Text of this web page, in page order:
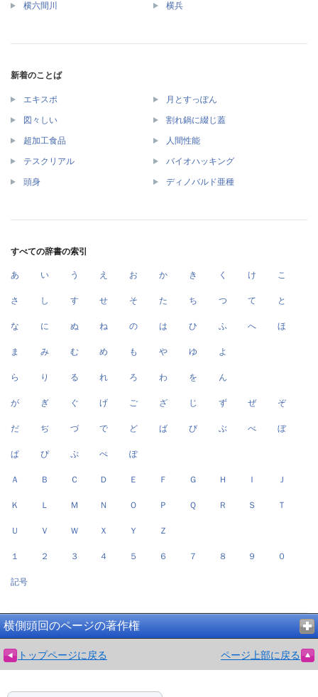
横六間川 横兵
新着のことば
エキスポ 月とすっぽん
図々しい 割れ鍋に綴じ蓋
超加工食品 人間性能
テスクリアル バイオハッキング
頭身 ディノバルド亜種
すべての辞書の索引
あ い う え お か き く け こ
さ し す せ そ た ち つ て と
な に ぬ ね の は ひ ふ へ ほ
ま み む め も や ゆ よ
ら り る れ ろ わ を ん
が ぎ ぐ げ ご ざ じ ず ぜ ぞ
だ ぢ づ で ど ば び ぶ べ ぼ
ぱ ぴ ぷ ぺ ぽ
Ａ Ｂ Ｃ Ｄ Ｅ Ｆ Ｇ Ｈ Ｉ Ｊ
Ｋ Ｌ Ｍ Ｎ Ｏ Ｐ Ｑ Ｒ Ｓ Ｔ
Ｕ Ｖ Ｗ Ｘ Ｙ Ｚ
１ ２ ３ ４ ５ ６ ７ ８ ９ ０
記号
横側頭回のページの著作権
トップページに戻る ページ上部に戻る